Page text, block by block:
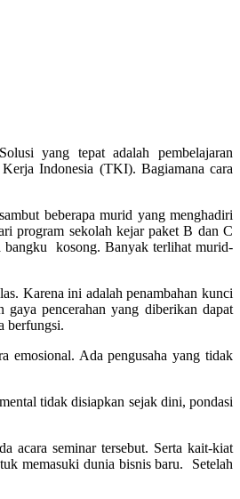
yang tepat adalah pembelajaran
Indonesia (TKI). Bagiamana cara
beberapa murid yang menghadiri
program sekolah kejar paket B dan C
bangku kosong. Banyak terlihat murid-
Karena ini adalah penambahan kunci
pencerahan yang diberikan dapat
berfungsi.
emosional. Ada pengusaha yang tidak
tidak disiapkan sejak dini, pondasi
acara seminar tersebut. Serta kait-kiat
memasuki dunia bisnis baru. Setelah